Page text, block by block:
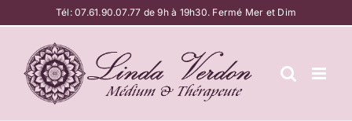
au
contenu
Tél:07.61.90.07.77 de 9h à 19h30. Fermé Mer et Dim